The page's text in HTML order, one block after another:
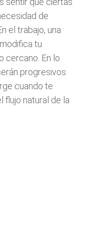
de
el trabajo, una
tu
cercano. En lo
progresivos
cuando te
flujo natural de la